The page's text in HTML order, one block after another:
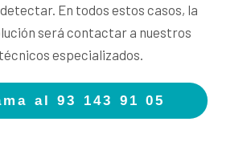
En todos estos casos, la
será contactar a nuestros
técnicos especializados.
al 93 143 91 05